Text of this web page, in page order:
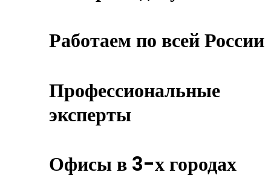
Работаем по всей России
Профессиональные
эксперты
Офисы в 3-х городах